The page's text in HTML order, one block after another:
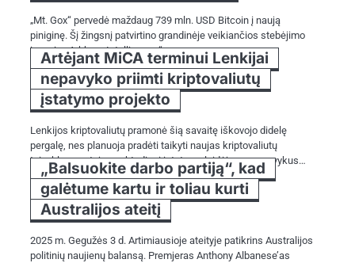
„Mt. Gox“ pervedė maždaug 739 mln. USD Bitcoin į naują
piniginę. Šį žingsnį patvirtino grandinėje veikiančios stebėjimo
įmonės „Arkham Intelligence“…
Artėjant MiCA terminui Lenkijai
nepavyko priimti kriptovaliutų
įstatymo projekto
Lenkijos kriptovaliutų pramonė šią savaitę iškovojo didelę
pergalę, nes planuoja pradėti taikyti naujas kriptovaliutų
taisykles sustojo penktadienį įstatymų leidėjams nepavykus…
„Balsuokite darbo partiją“, kad
galėtume kartu ir toliau kurti
Australijos ateitį
2025 m. Gegužės 3 d. Artimiausioje ateityje patikrins Australijos
politinių naujienų balansą. Premjeras Anthony Albanese’as